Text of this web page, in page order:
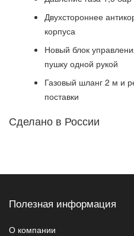
Двухстороннее
корпуса
Новый блок
пушку одной рукой
Газовый шланг 2 м и
поставки
Сделано в России
Полезная информация
О компании